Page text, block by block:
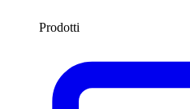
Prodotti